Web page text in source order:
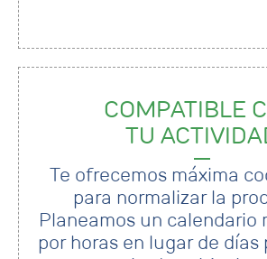
COMPATIBLE
TU
Te ofrecemos máxima
para normalizar la
Planeamos un calendario
por horas en lugar de días